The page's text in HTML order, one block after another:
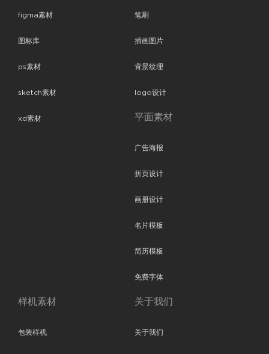
figma素材
图标库
ps素材
sketch素材
xd素材
笔刷
插画图片
背景纹理
logo设计
平面素材
广告海报
折页设计
画册设计
名片模板
简历模板
免费字体
样机素材
包装样机
关于我们
关于我们